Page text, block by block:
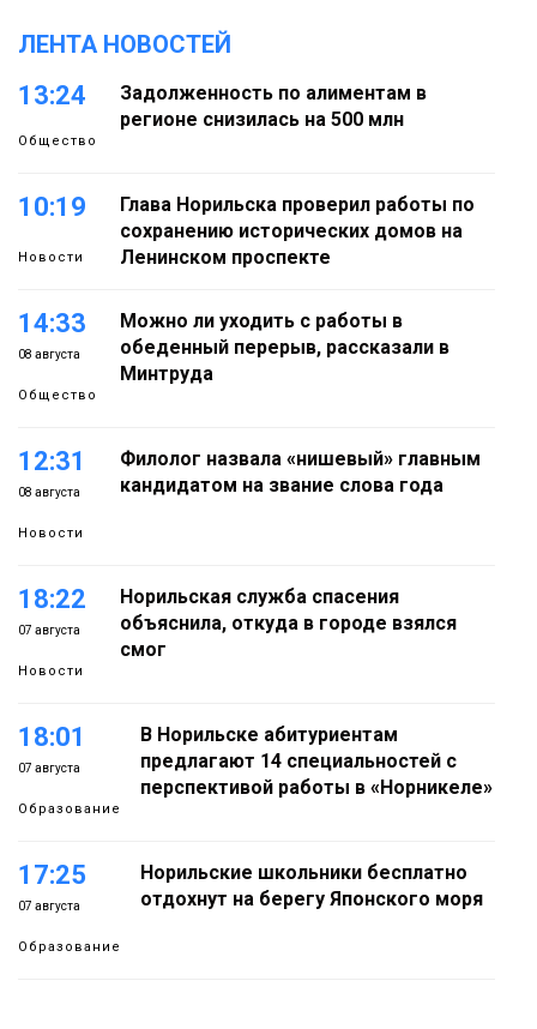
ЛЕНТА НОВОСТЕЙ
13:24
Общество
Задолженность по алиментам в
регионе снизилась на 500 млн
10:19
Новости
Глава Норильска проверил работы по
сохранению исторических домов на
Ленинском проспекте
14:33
08 августа
Общество
Можно ли уходить с работы в
обеденный перерыв, рассказали в
Минтруда
12:31
08 августа
Новости
Филолог назвала «нишевый» главным
кандидатом на звание слова года
18:22
07 августа
Новости
Норильская служба спасения
объяснила, откуда в городе взялся
смог
18:01
07 августа
Образование
В Норильске абитуриентам
предлагают 14 специальностей с
перспективой работы в «Норникеле»
17:25
07 августа
Образование
Норильские школьники бесплатно
отдохнут на берегу Японского моря